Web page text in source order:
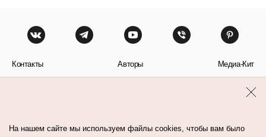
Контакты Авторы Медиа-Кит
На нашем сайте мы используем файлы cookies, чтобы вам было